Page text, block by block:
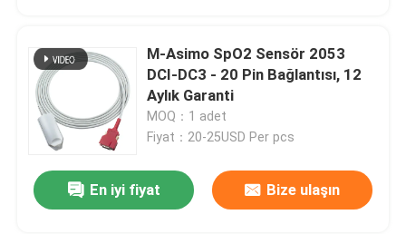
Yeniden kullanılabilir spO2 sensörü
Tek Kullanımlık SPO2 Sensörü
SpO2 Sensör Kablosu
M-Asimo SpO2 Sensör 2053
DCI-DC3 - 20 Pin Bağlantısı, 12
Aylık Garanti
MOQ：1 adet
Fiyat：20-25USD Per pcs
En iyi fiyat Bize ulaşın